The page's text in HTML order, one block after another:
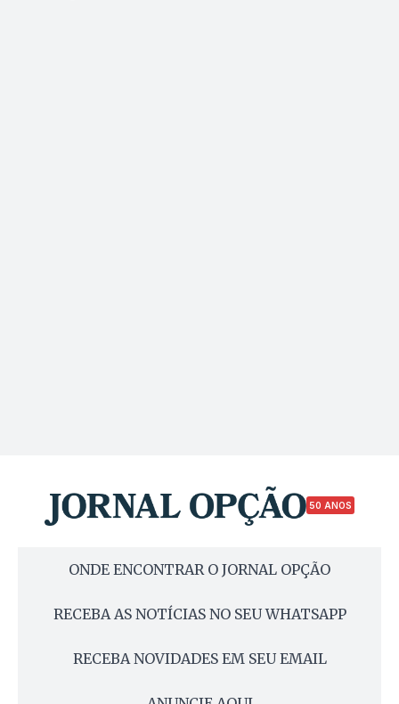
50 ANOS
ONDE ENCONTRAR O JORNAL OPÇÃO
RECEBA AS NOTÍCIAS NO SEU WHATSAPP
RECEBA NOVIDADES EM SEU EMAIL